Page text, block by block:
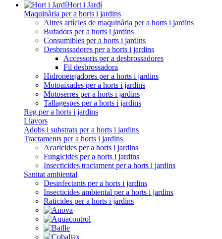
Hort i Jardí
Maquinària per a horts i jardins
Altres artícles de maquinària per a horts i jardins
Bufadors per a horts i jardins
Consumibles per a horts i jardins
Desbrossadores per a horts i jardins
Accessoris per a desbrossadores
Fil desbrossadora
Hidronetejadores per a horts i jardins
Motoaixades per a horts i jardins
Motoserres per a horts i jardins
Tallagespes per a horts i jardins
Reg per a horts i jardins
Llavors
Adobs i substrats per a horts i jardins
Tractaments per a horts i jardins
Acaricides per a horts i jardins
Fungicides per a horts i jardins
Insecticides tractament per a horts i jardins
Sanitat ambiental
Desinfectants per a horts i jardins
Insecticides ambiental per a horts i jardins
Raticides per a horts i jardins